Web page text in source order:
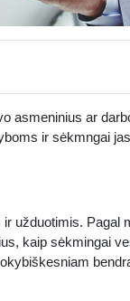
asmeninius ar
ir sėkmngai
užduotimis. Pagal
kaip sėkmingai